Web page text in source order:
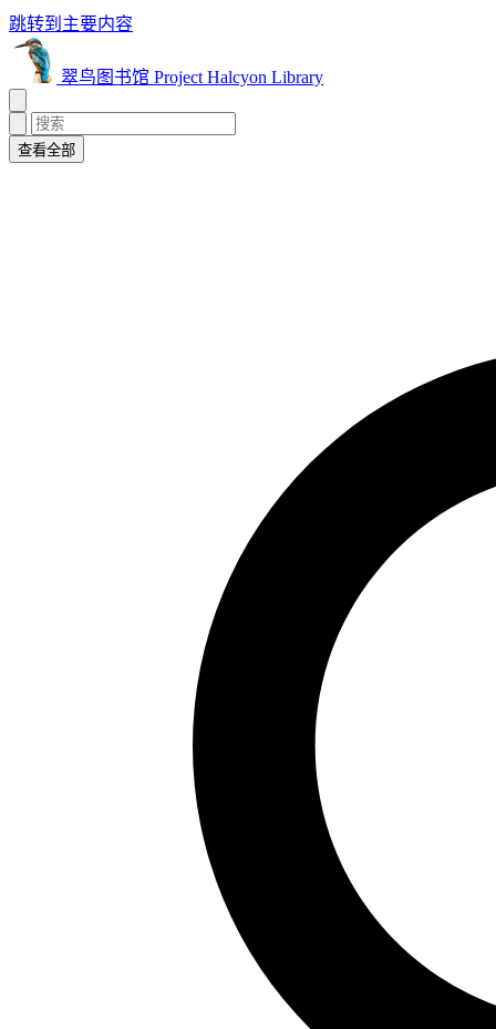
跳转到主要内容
翠鸟图书馆 Project Halcyon Library
查看全部